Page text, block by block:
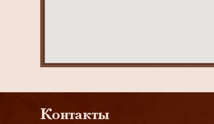
Контакты